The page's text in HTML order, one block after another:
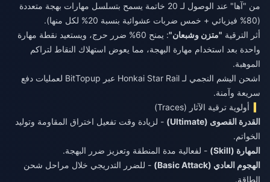
من "آها" عند الوصول لـ 20 خاتمة يسمح بتسلسل مهارات بهجة متعددة
(80% فيزيائي + خمس ضربات عشوائية بنسبة 20% لكل منها).
أثر الترقية "متزن وشبعان"
: يمنح 60% ضرر حرج، ويستعيد نقطة مهارة
واحدة بعد استخدام مهارة البهجة، مما يعوض استهلاك النقاط لتراكم
الموهبة.
اشحن اليشم النجمي لـ Honkai Star Rail
عبر BitTopup لعمليات دفع
سريعة وآمنة.
أولوية ترقية الآثار (Traces)
القدرة القصوى (Ultimate)
- لزيادة وقت تفعيل اختراق المقاومة وتوليد
الخواتم.
المهارة (Skill)
- لفعالية مدة المنطقة وتعزيز ضرر البهجة.
الهجوم العادي (Basic Attack)
- للضرر التدريجي خلال مراحل شحن
الطاقة.